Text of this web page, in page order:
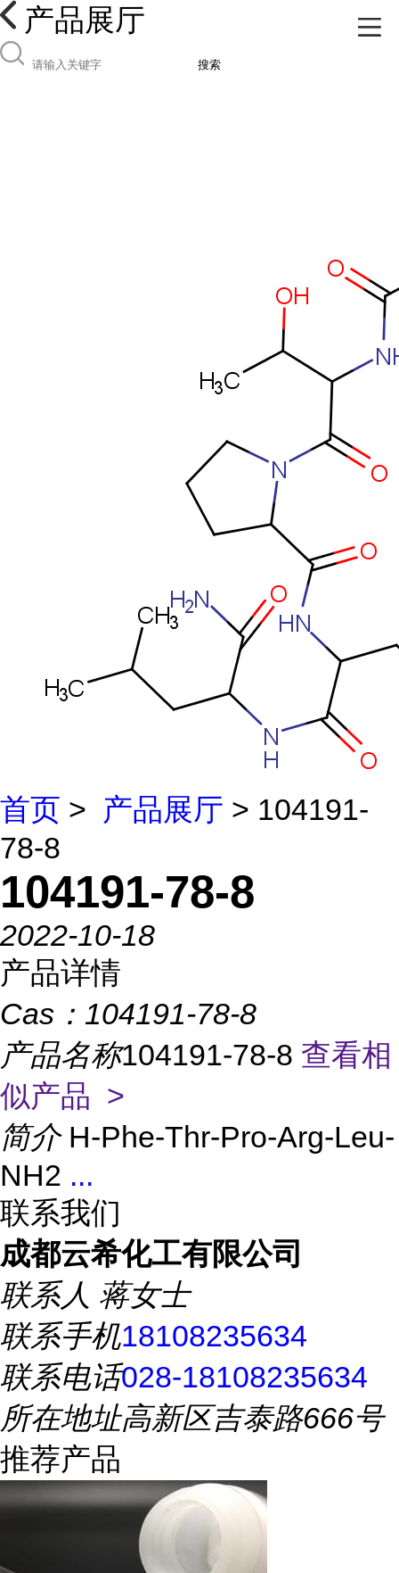
产品展厅
搜索
首页 > 产品展厅 > 104191-
78-8
104191-78-8
2022-10-18
产品详情
Cas： 104191-78-8
产品名称104191-78-8 查看相
似产品 >
简介 H-Phe-Thr-Pro-Arg-Leu-
NH2 ...
联系我们
成都云希化工有限公司
联系人 蒋女士
联系手机18108235634
联系电话028-18108235634
所在地址高新区吉泰路666号
推荐产品